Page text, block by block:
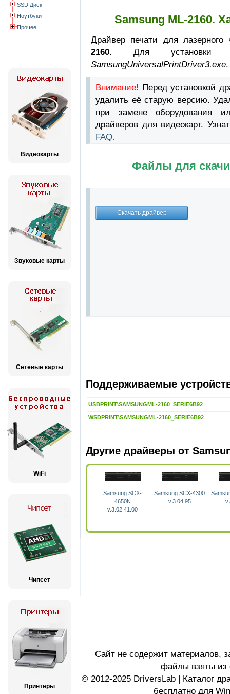
SSD Диск
Ноутбуки
Прочее
Видеокарты
Звуковые карты
Сетевые карты
WiFi
Чипсет
Принтеры
Samsung ML-2160.
Драйвер печати для лазерного
2160. Для установки
SamsungUniversalPrintDriver3.exe.
Внимание! Перед установкой
удалить её старую версию.
при замене оборудования
драйверов для видеокарт.
FAQ.
Файлы для
Поддерживаемые
USBPRINT\SAMSUNGML-2160_SERIE6B92
WSDPRINT\SAMSUNGML-2160_SERIE6B92
Другие драйверы от
Samsung SCX-
4650N
v.3.02.41.00
Samsung SCX-4300
v.3.04.95
Сайт не содержит материалов,
файлы взяты из
© 2012-2025 DriversLab | Каталог
бесплатно для